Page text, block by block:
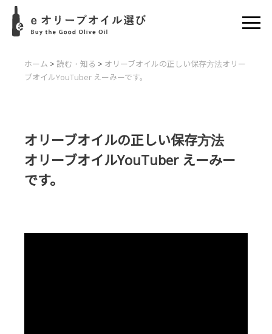
ホーム > 読む・知る > オリーブオイルの正しい保存方法オリー
ブオイルYouTuber えーみーです。
オリーブオイルの正しい保存方法
オリーブオイルYouTuber えーみー
です。